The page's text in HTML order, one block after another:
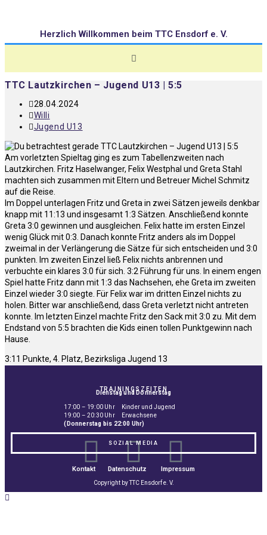
Herzlich Willkommen beim TTC Ensdorf e. V.
TTC Lautzkirchen – Jugend U13 | 5:5
28.04.2024
Willi
Jugend U13
Am vorletzten Spieltag ging es zum Tabellenzweiten nach
Lautzkirchen. Fritz Haselwanger, Felix Westphal und Greta Stahl
machten sich zusammen mit Eltern und Betreuer Michel Schmitz
auf die Reise.
Im Doppel unterlagen Fritz und Greta in zwei Sätzen jeweils denkbar
knapp mit 11:13 und insgesamt 1:3 Sätzen. Anschließend konnte
Greta 3:0 gewinnen und ausgleichen. Felix hatte im ersten Einzel
wenig Glück mit 0:3. Danach konnte Fritz anders als im Doppel
zweimal in der Verlängerung die Sätze für sich entscheiden und 3:0
punkten. Im zweiten Einzel ließ Felix nichts anbrennen und
verbuchte ein klares 3:0 für sich. 3:2 Führung für uns. In einem engen
Spiel hatte Fritz dann mit 1:3 das Nachsehen, ehe Greta im zweiten
Einzel wieder 3:0 siegte. Für Felix war im dritten Einzel nichts zu
holen. Bitter war anschließend, dass Greta verletzt nicht antreten
konnte. Im letzten Einzel machte Fritz den Sack mit 3:0 zu. Mit dem
Endstand von 5:5 brachten die Kids einen tollen Punktgewinn nach
Hause.
3:11 Punkte, 4. Platz, Bezirksliga Jugend 13
TRAININGSZEITEN
Dienstag und Donnerstag
17:00 – 19:00 Uhr Kinder und Jugend
19:00 – 20:30 Uhr Erwachsene
(Donnerstag bis 22:00 Uhr)
SOZIAL MEDIA
Kontakt Datenschutz Impressum
Copyright by TTC Ensdorf e. V.